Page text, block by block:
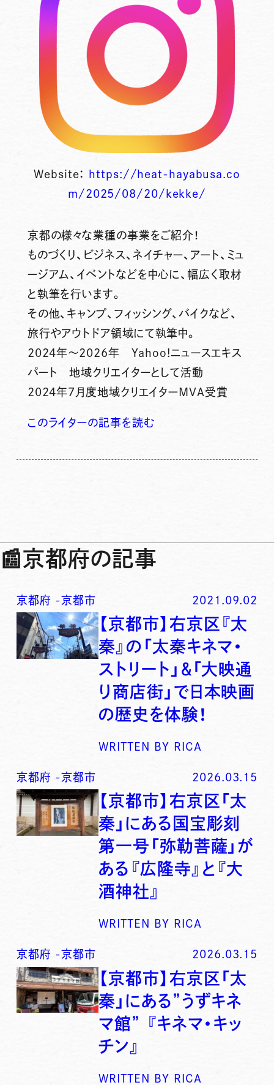
Website：
https://heat-hayabusa.co
m/2025/08/20/kekke/
京都の様々な業種の事業をご紹介！
ものづくり、ビジネス、ネイチャー、アート、ミュ
ージアム、イベントなどを中心に、幅広く取材
と執筆を行います。
その他、キャンプ、フィッシング、バイクなど、
旅行やアウトドア領域にて執筆中。
2024年～2026年 Yahoo!ニュースエキス
パート 地域クリエイターとして活動
2024年7月度地域クリエイターMVA受賞
このライターの記事を読む
📰京都府の記事
京都府 -京都市 2021.09.02
【京都市】右京区『太
秦』の「太秦キネマ・
ストリート」＆「大映通
り商店街」で日本映画
の歴史を体験！
WRITTEN BY RICA
京都府 -京都市 2026.03.15
【京都市】右京区「太
秦」にある国宝彫刻
第一号「弥勒菩薩」が
ある『広隆寺』と『大
酒神社』
WRITTEN BY RICA
京都府 -京都市 2026.03.15
【京都市】右京区「太
秦」にある”うずキネ
マ館” 『キネマ・キッ
チン』
WRITTEN BY RICA